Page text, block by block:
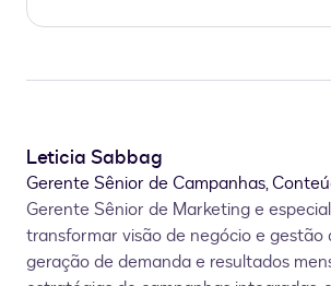
Leticia Sabbag
Gerente Sênior de Campanhas,
Gerente Sênior de Marketing e
transformar visão de negócio e gestão
geração de demanda e resultados